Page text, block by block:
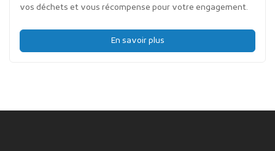
vos déchets et vous récompense pour votre engagement.
En savoir plus